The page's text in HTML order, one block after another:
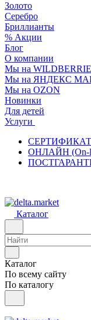
Золото
Серебро
Бриллианты
% Акции
Блог
О компании
Мы на
Мы на ЯНДЕКС
Мы на OZON
Новинки
Для детей
Услуги
ОНЛАЙН (On-
Каталог
Каталог
По всему сайту
По каталогу